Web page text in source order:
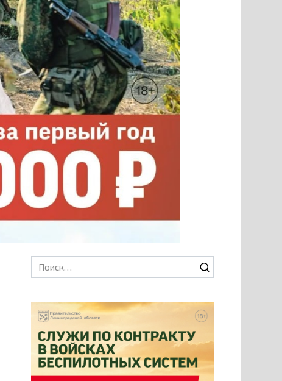
Search
for: